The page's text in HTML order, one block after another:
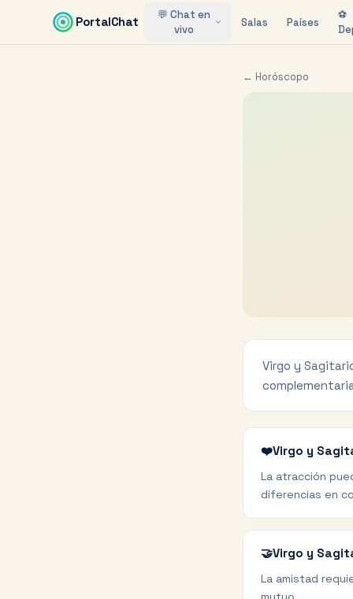
Saltar al contenido principal
PortalChat
💬 Chat en
vivo
Salas Países
⚽
← Horóscopo
Virgo y
❤️Virgo y
La atracción
diferencias en
🤝Virgo y
La amistad